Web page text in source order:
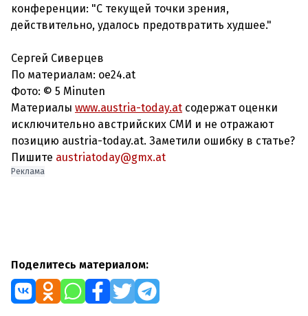
конференции: "С текущей точки зрения,
действительно, удалось предотвратить худшее."
Сергей Сиверцев
По материалам: oe24.at
Фото: © 5 Minuten
Материалы www.austria-today.at содержат оценки
исключительно австрийских СМИ и не отражают
позицию austria-today.at. Заметили ошибку в статье?
Пишите austriatoday@gmx.at
Реклама
Поделитесь материалом: